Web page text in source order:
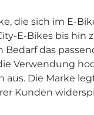
die sich im E-
E-Bikes bis hin
das
Verwendung
Die Marke
Kunden